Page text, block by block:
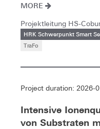
MORE
Projektleitung HS-
HRK Schwerpunkt Smart
TraFo
Project duration: 2026-
Intensive
von Substraten